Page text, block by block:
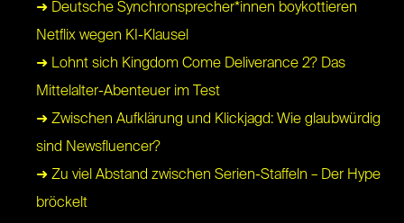
➜ Deutsche Synchronsprecher*innen boykottieren
Netflix wegen KI-Klausel
➜ Lohnt sich Kingdom Come Deliverance 2? Das
Mittelalter-Abenteuer im Test
➜ Zwischen Aufklärung und Klickjagd: Wie glaubwürdig
sind Newsfluencer?
➜ Zu viel Abstand zwischen Serien-Staffeln – Der Hype
bröckelt